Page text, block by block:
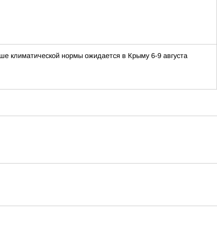
климатической нормы ожидается в Крыму 6-9 августа